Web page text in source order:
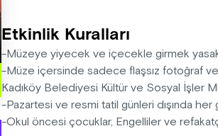
Etkinlik Kuralları
-Müzeye yiyecek ve içecekle girmek
-Müze içersinde sadece flaşsız fotoğraf
Kadıköy Belediyesi Kültür ve Sosyal İşler
-Pazartesi ve resmi tatil günleri dışında
-Okul öncesi çocuklar, Engelliler ve